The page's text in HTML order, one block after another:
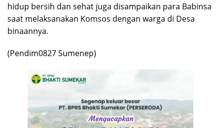
hidup bersih dan sehat juga disampaikan para Babinsa
saat melaksanakan Komsos dengan warga di Desa
binaannya.
(Pendim0827 Sumenep)